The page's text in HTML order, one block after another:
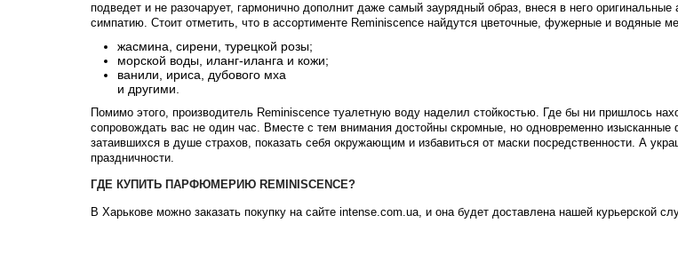
подведет и не разочарует, гармонично дополнит даже самый заурядный образ, внеся в него
симпатию. Стоит отметить, что в ассортименте Reminiscence найдутся цветочные, фужерные и водяные
жасмина, сирени, турецкой розы;
морской воды, иланг-иланга и кожи;
ванили, ириса, дубового мха
и другими.
Помимо этого, производитель Reminiscence туалетную воду наделил стойкостью. Где бы ни пришлось
сопровождать вас не один час. Вместе с тем внимания достойны скромные, но одновременно
затаившихся в душе страхов, показать себя окружающим и избавиться от маски посредственности. А
праздничности.
ГДЕ КУПИТЬ ПАРФЮМЕРИЮ REMINISCENCE?
В Харькове можно заказать покупку на сайте intense.com.ua, и она будет доставлена нашей курьерской